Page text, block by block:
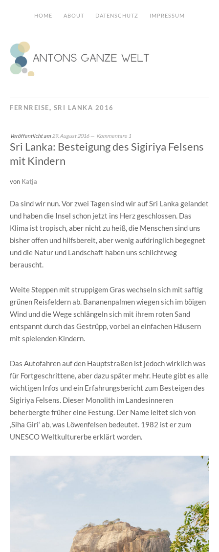
HOME ABOUT DATENSCHUTZ IMPRESSUM
FERNREISE, SRI LANKA 2016
Veröffentlicht am 29. August 2016 Kommentare 1
Sri Lanka: Besteigung des Sigiriya Felsens
mit Kindern
von Katja
Da sind wir nun. Vor zwei Tagen sind wir auf Sri Lanka gelandet
und haben die Insel schon jetzt ins Herz geschlossen. Das
Klima ist tropisch, aber nicht zu heiß, die Menschen sind uns
bisher offen und hilfsbereit, aber wenig aufdringlich begegnet
und die Natur und Landschaft haben uns schlichtweg
berauscht.
Weite Steppen mit struppigem Gras wechseln sich mit saftig
grünen Reisfeldern ab. Bananenpalmen wiegen sich im böigen
Wind und die Wege schlängeln sich mit ihrem roten Sand
entspannt durch das Gestrüpp, vorbei an einfachen Häusern
mit spielenden Kindern.
Das Autofahren auf den Hauptstraßen ist jedoch wirklich was
für Fortgeschrittene, aber dazu später mehr. Heute gibt es alle
wichtigen Infos und ein Erfahrungsbericht zum Besteigen des
Sigiriya Felsens. Dieser Monolith im Landesinneren
beherbergte früher eine Festung. Der Name leitet sich von
‚Siha Giri‘ ab, was Löwenfelsen bedeutet. 1982 ist er zum
UNESCO Weltkulturerbe erklärt worden.